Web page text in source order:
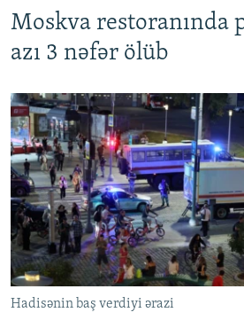
Moskva restoranında
azı 3 nəfər ölüb
Hadisənin baş verdiyi ərazi